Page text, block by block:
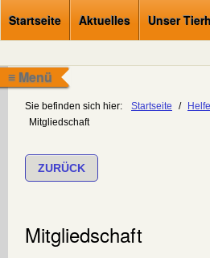
Startseite Aktuelles Unser
≡ Menü
Sie befinden sich hier: Startseite /
Mitgliedschaft
ZURÜCK
Mitgliedschaft